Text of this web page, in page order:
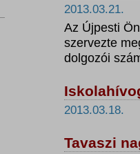
2013.03.21.
Az Újpesti
szervezte
dolgozói
2013.03.18.
Tavaszi